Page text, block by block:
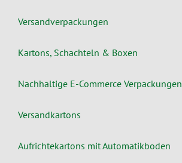
Versandverpackungen
Kartons, Schachteln & Boxen
Nachhaltige E-Commerce Verpackungen
Versandkartons
Aufrichtekartons mit Automatikboden